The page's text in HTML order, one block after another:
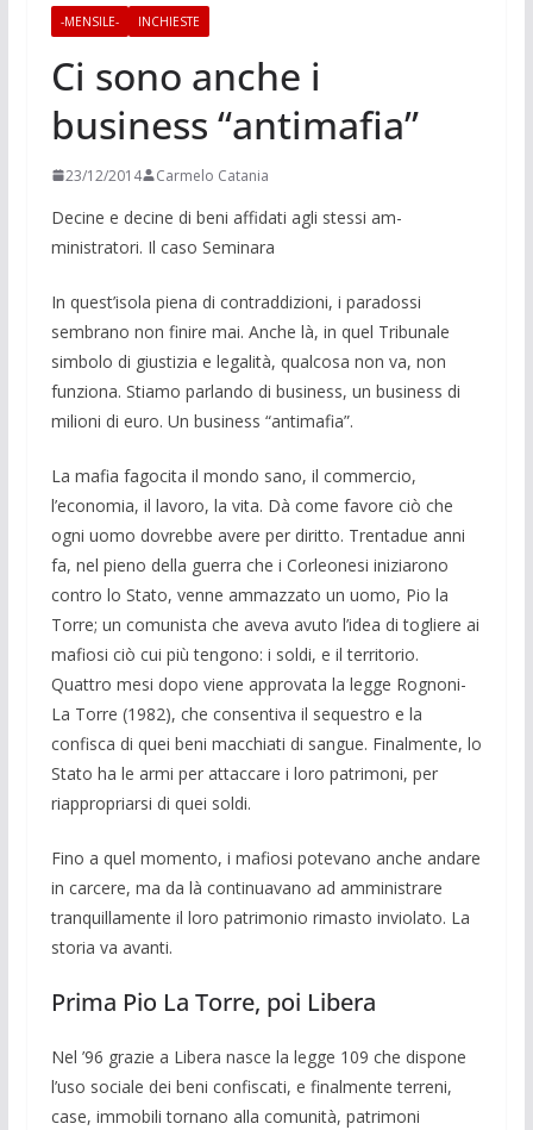
-MENSILE- INCHIESTE
Ci sono anche i
business “antimafia”
23/12/2014 Carmelo Catania
Decine e decine di beni affidati agli stessi am­
ministratori. Il caso Se­minara
In quest’isola piena di contraddizioni, i paradossi
sembrano non finire mai. Anche là, in quel Tribunale
simbolo di giustizia e legalità, qualcosa non va, non
funziona. Stiamo parlando di busi­ness, un business di
milioni di euro. Un business “antimafia”.
La mafia fagocita il mondo sano, il commercio,
l’economia, il lavoro, la vita. Dà come favore ciò che
ogni uomo do­vrebbe avere per diritto. Trentadue anni
fa, nel pieno della guerra che i Corleonesi iniziarono
contro lo Stato, venne ammaz­zato un uomo, Pio la
Torre; un comunista che aveva avuto l’idea di togliere ai
ma­fiosi ciò cui più tengono: i soldi, e il terri­torio.
Quattro mesi dopo viene approvata la legge Rognoni-
La Torre (1982), che consentiva il sequestro e la
confisca di quei beni macchiati di sangue. Finalmen­te, lo
Stato ha le armi per attaccare i loro patrimoni, per
riappropriarsi di quei soldi.
Fino a quel momento, i mafiosi poteva­no anche andare
in carcere, ma da là con­tinuavano ad amministrare
tranquillamen­te il loro patrimonio rimasto inviolato. La
storia va avanti.
Prima Pio La Torre, poi Libera
Nel ’96 grazie a Libera nasce la legge 109 che dispone
l’uso so­ciale dei beni confiscati, e finalmente ter­reni,
case, im­mobili tornano alla comuni­tà, patrimoni